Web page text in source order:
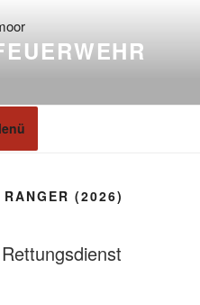
(2026)